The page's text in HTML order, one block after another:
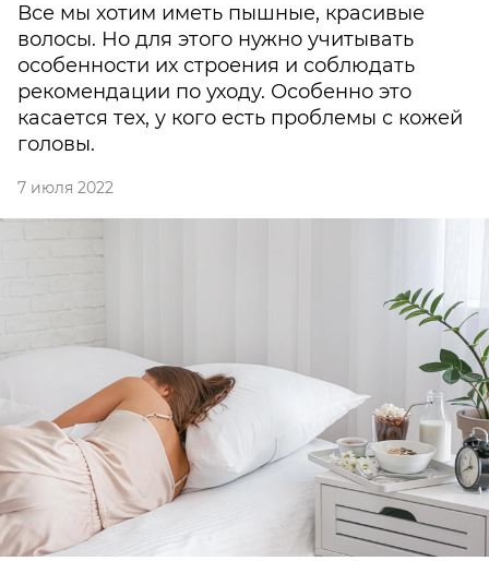
Все мы хотим иметь пышные, красивые
волосы. Но для этого нужно учитывать
особенности их строения и соблюдать
рекомендации по уходу. Особенно это
касается тех, у кого есть проблемы с кожей
головы.
7 июля 2022